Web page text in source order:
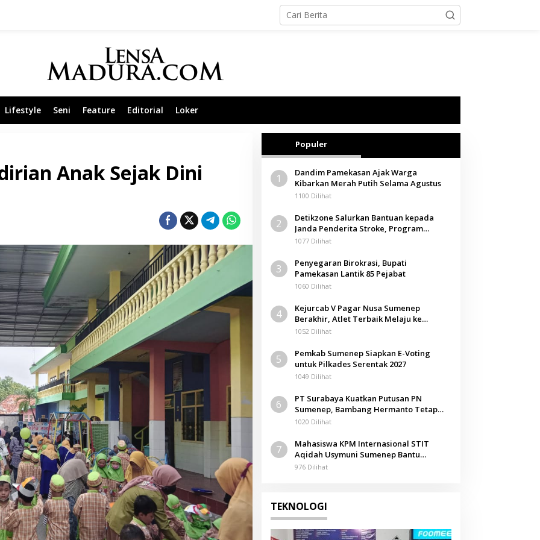
Lifestyle Seni Feature Editorial Loker
Anak Sejak Dini
Populer
1
Dandim Pamekasan Ajak Warga
Kibarkan Merah Putih Selama Agustus
1100 Dilihat
2
Detikzone Salurkan Bantuan kepada
Janda Penderita Stroke, Program
Berbagi Masuki Hari ke-61
1077 Dilihat
3
Penyegaran Birokrasi, Bupati
Pamekasan Lantik 85 Pejabat
1060 Dilihat
4
Kejurcab V Pagar Nusa Sumenep
Berakhir, Atlet Terbaik Melaju ke
Kejurwil Jatim
1052 Dilihat
5
Pemkab Sumenep Siapkan E-Voting
untuk Pilkades Serentak 2027
1049 Dilihat
6
PT Surabaya Kuatkan Putusan PN
Sumenep, Bambang Hermanto Tetap
Dinyatakan Pemilik Sah Tanah di
1020 Dilihat
7
Mahasiswa KPM Internasional STIT
Aqidah Usymuni Sumenep Bantu
Pengurusan Jenazah WNI di Malaysia
976 Dilihat
TEKNOLOGI